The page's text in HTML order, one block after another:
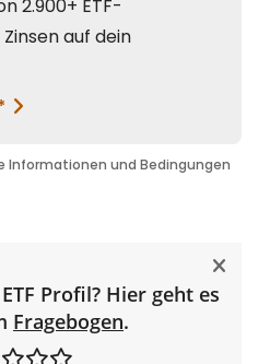
Profil? Hier geht es
Fragebogen.